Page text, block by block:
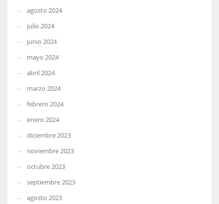
agosto 2024
julio 2024
junio 2024
mayo 2024
abril 2024
marzo 2024
febrero 2024
enero 2024
diciembre 2023
noviembre 2023
octubre 2023
septiembre 2023
agosto 2023